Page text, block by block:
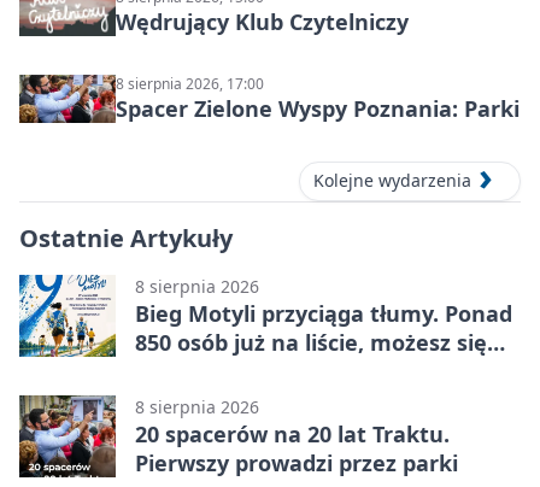
Wędrujący Klub Czytelniczy
8 sierpnia 2026, 17:00
Spacer Zielone Wyspy Poznania: Parki
Kolejne wydarzenia
Ostatnie Artykuły
8 sierpnia 2026
Bieg Motyli przyciąga tłumy. Ponad
850 osób już na liście, możesz się
8 sierpnia 2026
20 spacerów na 20 lat Traktu.
Pierwszy prowadzi przez parki